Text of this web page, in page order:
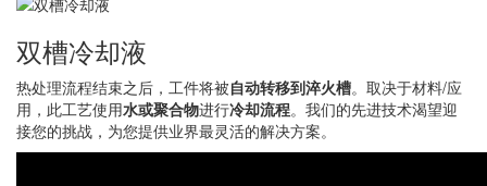
双槽冷却液
热处理流程结束之后，工件将被自动转移到淬火槽。取决于材料/应
用，此工艺使用水或聚合物进行冷却流程。我们的先进技术渴望迎
接您的挑战，为您提供业界最灵活的解决方案。